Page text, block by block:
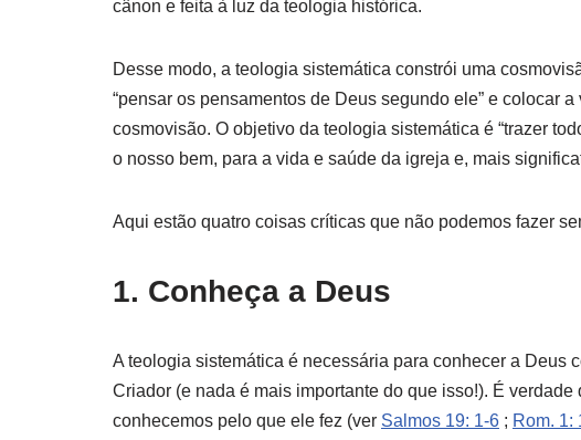
cânon e feita à luz da teologia histórica.
Desse modo, a teologia sistemática constrói uma
“pensar os pensamentos de Deus segundo ele” e colocar
cosmovisão. O objetivo da teologia sistemática é “trazer
o nosso bem, para a vida e saúde da igreja e, mais
Aqui estão quatro coisas críticas que não podemos fazer
1. Conheça a Deus
A teologia sistemática é necessária para conhecer a Deus
Criador (e nada é mais importante do que isso!). É
conhecemos pelo que ele fez (ver Salmos 19: 1-6 ; Rom. 1: